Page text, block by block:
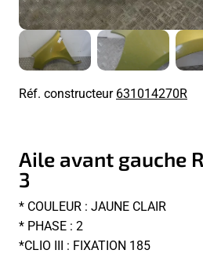
Réf. constructeur631014270R
Aile avant gauche
3
* COULEUR : JAUNE CLAIR
* PHASE : 2
*CLIO III : FIXATION 185